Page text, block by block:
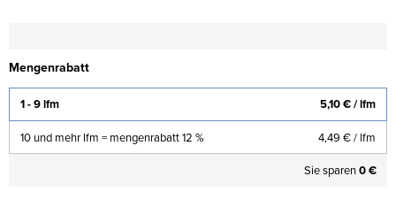
Mengenrabatt
1 - 9 lfm 5,10 €/ lfm
10 und mehr lfm = mengenrabatt 12 % 4,49 €/ lfm
Sie sparen0 €